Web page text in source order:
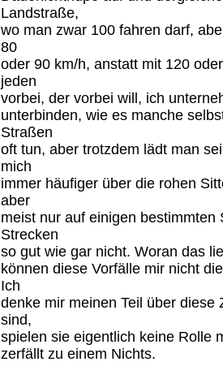
Landstraße,
wo man zwar 100 fahren darf,
80
oder 90 km/h, anstatt mit 120
jeden
vorbei, der vorbei will, ich
unterbinden, wie es manche
Straßen
oft tun, aber trotzdem lädt man
mich
immer häufiger über die rohen
aber
meist nur auf einigen
Strecken
so gut wie gar nicht. Woran das
können diese Vorfälle mir nicht
Ich
denke mir meinen Teil über
sind,
spielen sie eigentlich keine Rolle
zerfällt zu einem Nichts.